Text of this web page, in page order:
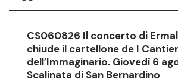
CS060826 Il concerto di
chiude il cartellone de I
dell’Immaginario. Giovedì 6
Scalinata di San Bernardino